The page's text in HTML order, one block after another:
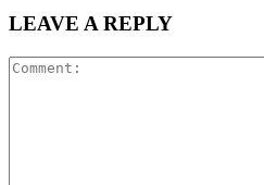
LEAVE A REPLY